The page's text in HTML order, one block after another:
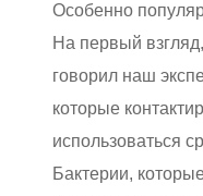
Особенно
На первый
говорил наш
которые
использоваться
Бактерии,